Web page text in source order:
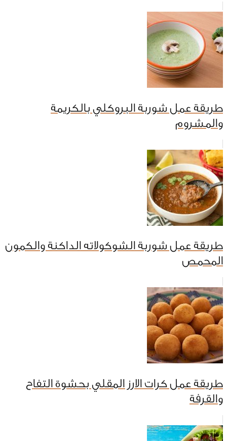
طريقة عمل شوربة البروكلي بالكريمة
والمشروم
طريقة عمل شوربة الشوكولاته الداكنة والكمون
المحمص
طريقة عمل كرات الارز المقلي بحشوة التفاح
والقرفة